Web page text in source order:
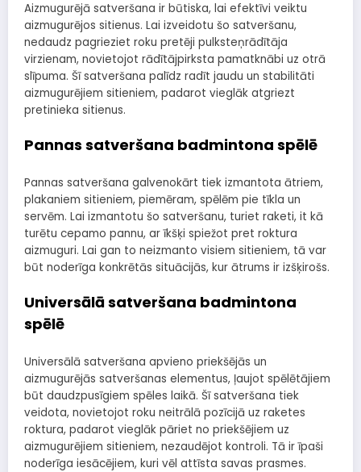
Aizmugurējā satveršana ir būtiska, lai efektīvi veiktu
aizmugurējos sitienus. Lai izveidotu šo satveršanu,
nedaudz pagrieziet roku pretēji pulksteņrādītāja
virzienam, novietojot rādītājpirksta pamatknābi uz otrā
slīpuma. Šī satveršana palīdz radīt jaudu un stabilitāti
aizmugurējiem sitieniem, padarot vieglāk atgriezt
pretinieka sitienus.
Pannas satveršana badmintona spēlē
Pannas satveršana galvenokārt tiek izmantota ātriem,
plakaniem sitieniem, piemēram, spēlēm pie tīkla un
servēm. Lai izmantotu šo satveršanu, turiet raketi, it kā
turētu cepamo pannu, ar īkšķi spiežot pret roktura
aizmuguri. Lai gan to neizmanto visiem sitieniem, tā var
būt noderīga konkrētās situācijās, kur ātrums ir izšķirošs.
Universālā satveršana badmintona
spēlē
Universālā satveršana apvieno priekšējās un
aizmugurējās satveršanas elementus, ļaujot spēlētājiem
būt daudzpusīgiem spēles laikā. Šī satveršana tiek
veidota, novietojot roku neitrālā pozīcijā uz raketes
roktura, padarot vieglāk pāriet no priekšējiem uz
aizmugurējiem sitieniem, nezaudējot kontroli. Tā ir īpaši
noderīga iesācējiem, kuri vēl attīsta savas prasmes.